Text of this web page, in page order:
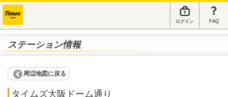
ログイン FAQ
ステーション情報
周辺地図に戻る
タイムズ大阪ドーム通り